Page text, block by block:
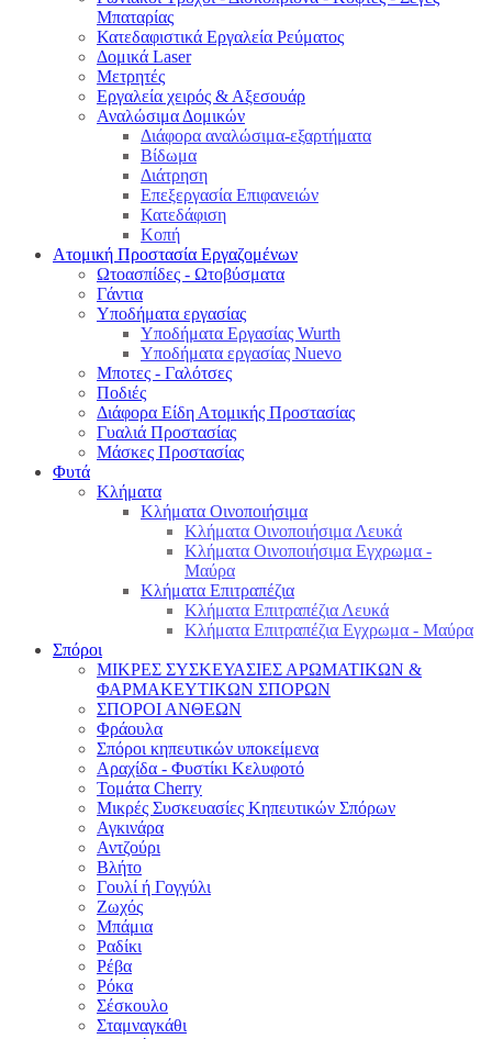
Μπαταρίας
Κατεδαφιστικά Εργαλεία Ρεύματος
Δομικά Laser
Μετρητές
Εργαλεία χειρός & Αξεσουάρ
Αναλώσιμα Δομικών
Διάφορα αναλώσιμα-εξαρτήματα
Βίδωμα
Διάτρηση
Επεξεργασία Επιφανειών
Κατεδάφιση
Κοπή
Ατομική Προστασία Εργαζομένων
Ωτοασπίδες - Ωτοβύσματα
Γάντια
Υποδήματα εργασίας
Υποδήματα Εργασίας Wurth
Υποδήματα εργασίας Nuevo
Μποτες - Γαλότσες
Ποδιές
Διάφορα Είδη Ατομικής Προστασίας
Γυαλιά Προστασίας
Μάσκες Προστασίας
Φυτά
Κλήματα
Κλήματα Οινοποιήσιμα
Κλήματα Οινοποιήσιμα Λευκά
Κλήματα Οινοποιήσιμα Εγχρωμα -
Μαύρα
Κλήματα Επιτραπέζια
Κλήματα Επιτραπέζια Λευκά
Κλήματα Επιτραπέζια Εγχρωμα - Μαύρα
Σπόροι
ΜΙΚΡΕΣ ΣΥΣΚΕΥΑΣΙΕΣ ΑΡΩΜΑΤΙΚΩΝ &
ΦΑΡΜΑΚΕΥΤΙΚΩΝ ΣΠΟΡΩΝ
ΣΠΟΡΟΙ ΑΝΘΕΩΝ
Φράουλα
Σπόροι κηπευτικών υποκείμενα
Αραχίδα - Φυστίκι Κελυφοτό
Τομάτα Cherry
Μικρές Συσκευασίες Κηπευτικών Σπόρων
Αγκινάρα
Αντζούρι
Βλήτο
Γουλί ή Γογγύλι
Ζωχός
Μπάμια
Ραδίκι
Ρέβα
Ρόκα
Σέσκουλο
Σταμναγκάθι